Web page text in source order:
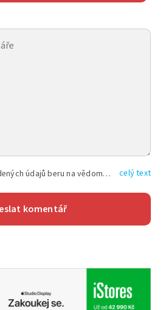
Vyplněním shora uvedených údajů beru na vědomí, že společnost TEXT FACTORY s.r.o., sídlem Brno, Durďákova 336/29, Černá Pole, PSČ: 613 00, IČ: 06157831, zapsané u Krajského soudu v Brně, oddíl C, vložka 100399, bude zpracovávat mé osobní údaje uvedené v rámci mnou vyplněného registračního formuláře na základě oprávněných zájmů TEXT FACTORY s.r.o. dle čl. 6 odst. 1 písm. f) GDPR a pro splnění právních povinností (čl. 6 odst. 1 písm. c) GDPR), a to pro tyto účely: nezbytnost zajistit oprávnění návštěvníka webových stránek provozovaných společností TEXT FACTORY s.r.o. přispívat aktivně ke zveřejněným článkům nebo v rámci diskusních fór a výkon práv TEXT FACTORY s.r.o. jako administrátora těchto diskusních fór. Více informací o zpracování osobních údajů a právech lze nalézt v celý text